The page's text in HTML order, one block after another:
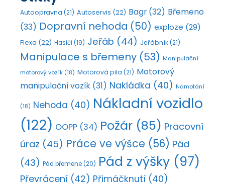
Autoopravna (21) Autoservis (22) Bagr (32) Břemeno
(33) Dopravní nehoda (50) exploze (29)
Flexa (22) Hasiči (19) Jeřáb (44) Jeřábník(21)
Manipulace s břemeny (53) Manipulační
motorový vozík (18) Motorová pila (21) Motorový
manipulační vozík (31) Nakládka (40) Namotání
(18) Nehoda (40) Nákladní vozidlo
(122) OOPP (34) Požár (85) Pracovní
úraz (45) Práce ve výšce (56) Pád
(43) Pád břemene(20) Pád z výšky (97)
Převrácení (42) Přimáčknutí (40)